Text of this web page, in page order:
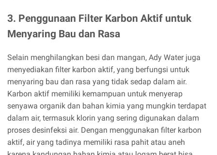
3. Penggunaan Filter Karbon Aktif untuk
Menyaring Bau dan Rasa
Selain menghilangkan besi dan mangan, Ady Water juga
menyediakan filter karbon aktif, yang berfungsi untuk
menyaring bau dan rasa yang tidak sedap dalam air.
Karbon aktif memiliki kemampuan untuk menyerap
senyawa organik dan bahan kimia yang mungkin terdapat
dalam air, termasuk klorin yang sering digunakan dalam
proses desinfeksi air. Dengan menggunakan filter karbon
aktif, air yang tadinya memiliki rasa pahit atau aneh